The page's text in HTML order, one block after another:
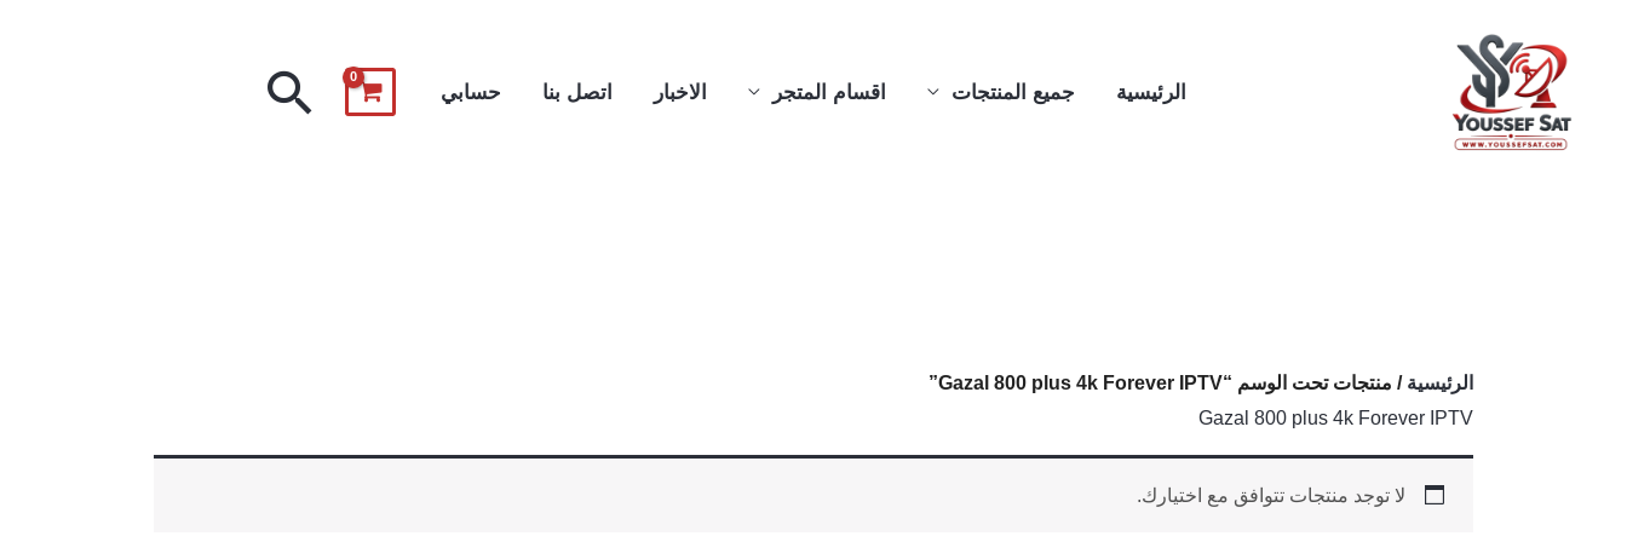
الرئيسية جميع المنتجات اقسام المتجر الاخبار اتصل بنا حسابي البحث
الرئيسية / منتجات تحت الوسم “Gazal 800 plus 4k Forever IPTV”
Gazal 800 plus 4k Forever IPTV
لا توجد منتجات تتوافق مع اختيارك.